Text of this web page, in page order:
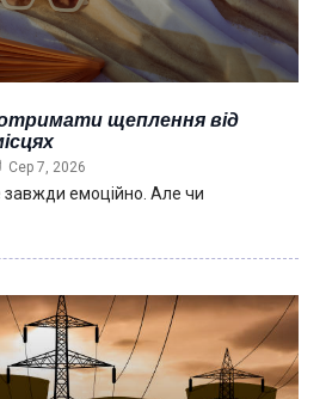
щеплення від
Сер 7, 2026
завжди емоційно. Але чи